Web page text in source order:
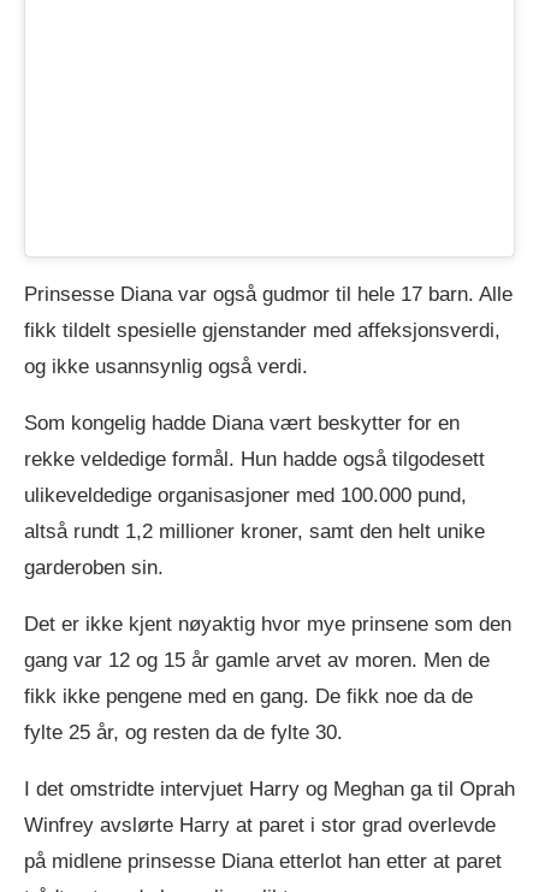
Prinsesse Diana var også gudmor til hele 17 barn. Alle
fikk tildelt spesielle gjenstander med affeksjonsverdi,
og ikke usannsynlig også verdi.
Som kongelig hadde Diana vært beskytter for en
rekke veldedige formål. Hun hadde også tilgodesett
ulikeveldedige organisasjoner med 100.000 pund,
altså rundt 1,2 millioner kroner, samt den helt unike
garderoben sin.
Det er ikke kjent nøyaktig hvor mye prinsene som den
gang var 12 og 15 år gamle arvet av moren. Men de
fikk ikke pengene med en gang. De fikk noe da de
fylte 25 år, og resten da de fylte 30.
I det omstridte intervjuet Harry og Meghan ga til Oprah
Winfrey avslørte Harry at paret i stor grad overlevde
på midlene prinsesse Diana etterlot han etter at paret